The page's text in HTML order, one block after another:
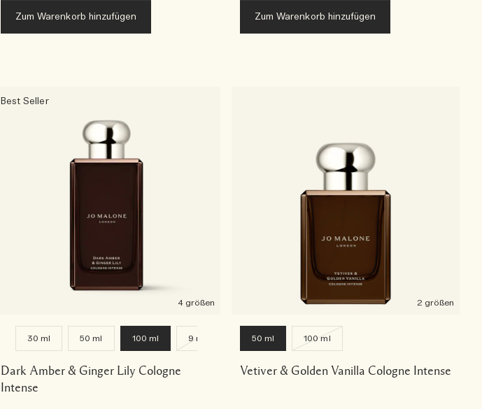
Zum Warenkorb hinzufügen Zum Warenkorb hinzufügen
Best Seller
4 größen
30 ml 50 ml 100 ml 9 ml
Dark Amber & Ginger Lily Cologne
Intense
2 größen
50 ml 100 ml
Vetiver & Golden Vanilla Cologne Intense